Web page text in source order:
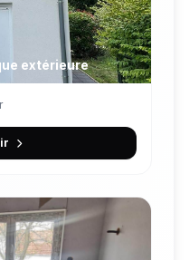
extérieure